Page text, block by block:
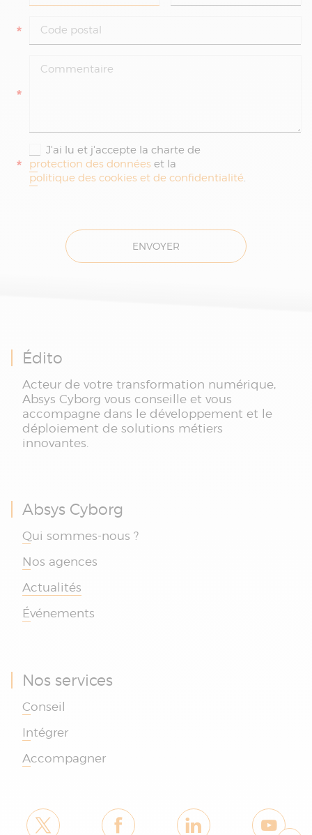
*
*
*
J'ai lu et j'accepte la charte de
protection des données et la
politique des cookies et de confidentialité.
ENVOYER
Édito
Acteur de votre transformation numérique,
Absys Cyborg vous conseille et vous
accompagne dans le développement et le
déploiement de solutions métiers
innovantes.
Absys Cyborg
Qui sommes-nous ?
Nos agences
Actualités
Événements
Nos services
Conseil
Intégrer
Accompagner